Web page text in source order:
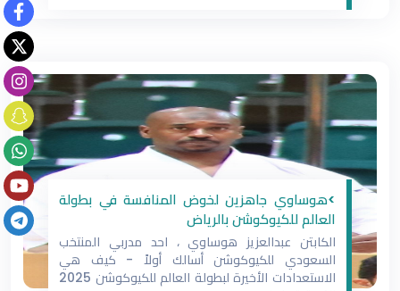
>هوساوي جاهزين لخوض المنافسة في بطولة
العالم للكيوكوشن بالرياض
الكابتن عبدالعزيز هوساوي ، احد مدربي المنتخب
السعودي للكيوكوشن أسالك أولاً - كيف هي
الاستعدادات الأخيرة لبطولة العالم للكيوكوشن 2025